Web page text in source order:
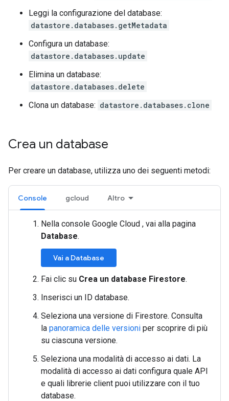
Leggi la configurazione del database:
datastore.databases.getMetadata
Configura un database:
datastore.databases.update
Elimina un database:
datastore.databases.delete
Clona un database: datastore.databases.clone
Crea un database
Per creare un database, utilizza uno dei seguenti metodi:
Console gcloud Altro
Nella console Google Cloud , vai alla pagina
Database.
Vai a Database
Fai clic su Crea un database Firestore.
Inserisci un ID database.
Seleziona una versione di Firestore. Consulta
la panoramica delle versioni per scoprire di più
su ciascuna versione.
Seleziona una modalità di accesso ai dati. La
modalità di accesso ai dati configura quale API
e quali librerie client puoi utilizzare con il tuo
database.